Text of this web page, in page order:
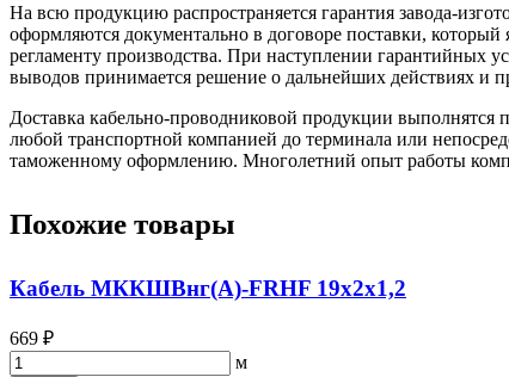
На всю продукцию распространяется гарантия завода-
оформляются документально в договоре поставки,
регламенту производства. При наступлении гарантийных
выводов принимается решение о дальнейших действиях и
Доставка кабельно-проводниковой продукции выполнятся
любой транспортной компанией до терминала или
таможенному оформлению. Многолетний опыт работы
Похожие товары
Кабель МККШВнг(А)-FRHF 19х2х1,2
669 ₽
м